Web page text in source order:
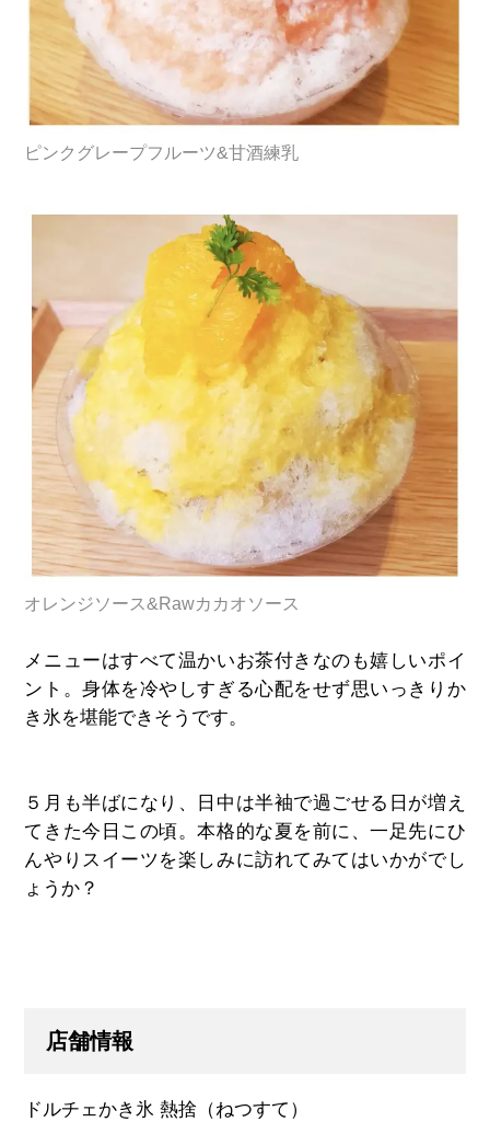
ピンクグレープフルーツ&甘酒練乳
オレンジソース&Rawカカオソース
メニューはすべて温かいお茶付きなのも嬉しいポイ
ント。身体を冷やしすぎる心配をせず思いっきりか
き氷を堪能できそうです。
５月も半ばになり、日中は半袖で過ごせる日が増え
てきた今日この頃。本格的な夏を前に、一足先にひ
んやりスイーツを楽しみに訪れてみてはいかがでし
ょうか？
店舗情報
ドルチェかき氷 熱捨（ねつすて）